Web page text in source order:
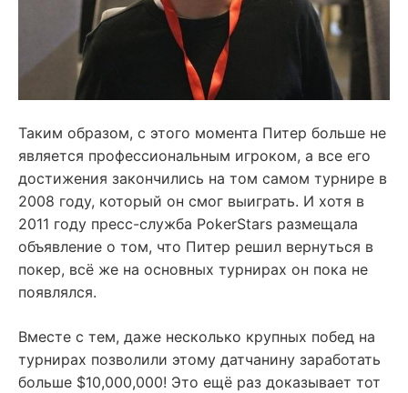
Таким образом, с этого момента Питер больше не
является профессиональным игроком, а все его
достижения закончились на том самом турнире в
2008 году, который он смог выиграть. И хотя в
2011 году пресс-служба PokerStars размещала
объявление о том, что Питер решил вернуться в
покер, всё же на основных турнирах он пока не
появлялся.
Вместе с тем, даже несколько крупных побед на
турнирах позволили этому датчанину заработать
больше $10,000,000! Это ещё раз доказывает тот